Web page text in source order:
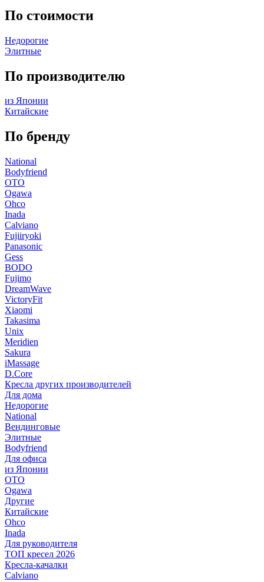
По стоимости
Недорогие
Элитные
По производителю
из Японии
Китайские
По бренду
National
Bodyfriend
OTO
Ogawa
Ohco
Inada
Calviano
Fujiiryoki
Panasonic
Gess
BODO
Fujimo
DreamWave
VictoryFit
Xiaomi
Takasima
Unix
Meridien
Sakura
iMassage
D.Core
Кресла других производителей
Для дома
Недорогие
National
Вендинговые
Элитные
Bodyfriend
Для офиса
из Японии
OTO
Ogawa
Другие
Китайские
Ohco
Inada
Для руководителя
ТОП кресел 2026
Кресла-качалки
Calviano